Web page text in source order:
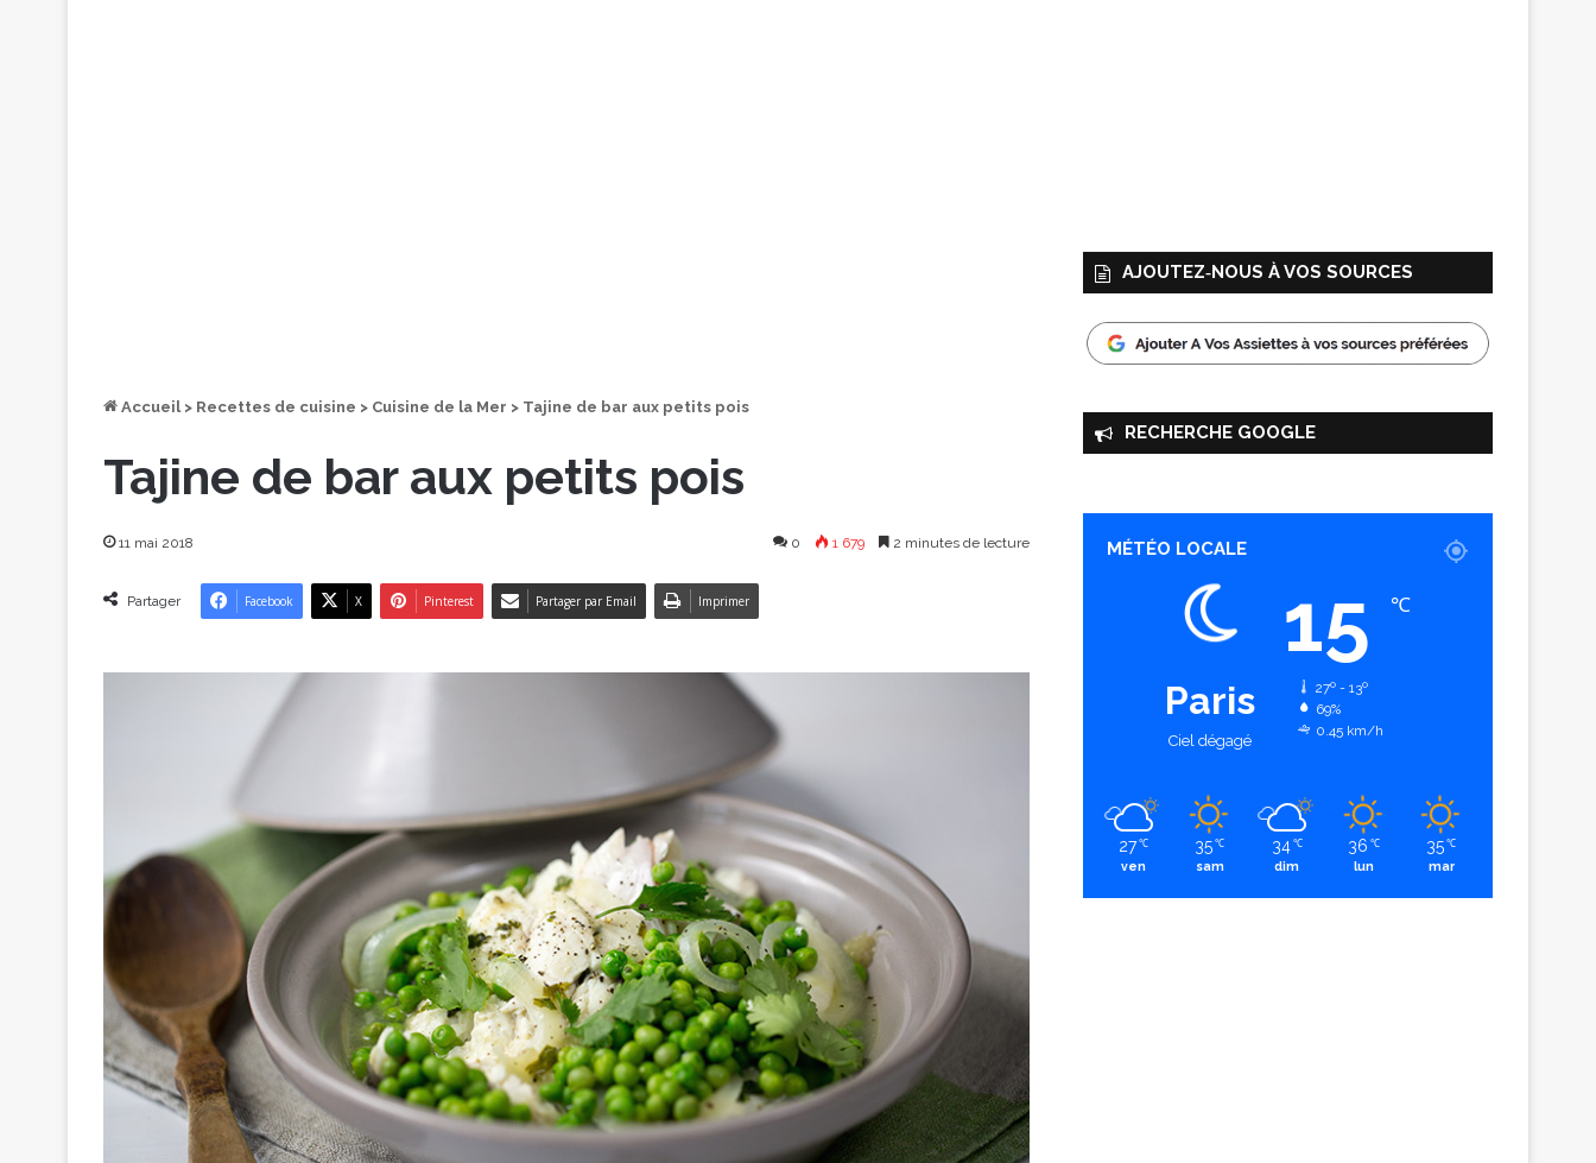
Accueil > Recettes de cuisine > Cuisine de la Mer > Tajine de bar aux petits pois
Tajine de bar aux petits pois
11 mai 2018 0 1 679 2 minutes de lecture
Partager Facebook X Pinterest Partager par Email Imprimer
AJOUTEZ‑NOUS À VOS SOURCES
RECHERCHE GOOGLE
MÉTÉO LOCALE
Paris
Ciel dégagé
15 ℃
27º - 13º
69%
0.45 km/h
27 ℃
ven
35 ℃
sam
34 ℃
dim
36 ℃
lun
35 ℃
mar